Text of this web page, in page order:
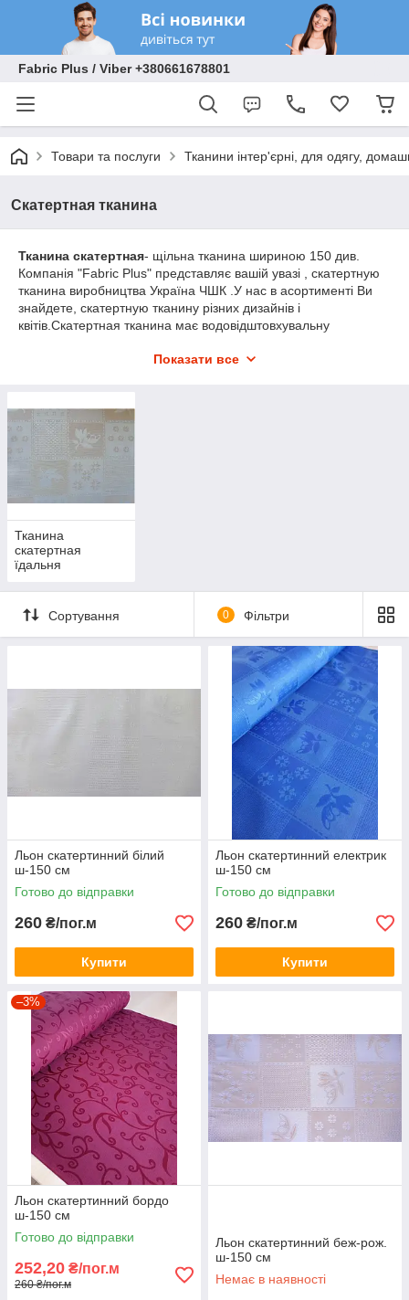
Fabric Plus / Viber +380661678801
Товари та послуги Тканини інтер'єрні, для одягу,
Скатертная тканина
Тканина скатертная- щільна тканина шириною 150 див.
Компанія "Fabric Plus" представляє вашій увазі , скатертную
тканина виробництва Україна ЧШК .У нас в асортименті Ви
знайдете, скатертную тканину різних дизайнів і
квітів.Скатертная тканина має водовідштовхувальну
скатертини, прикрасять люте подію вдома, в кафе, ресторані
Показати все
Тканина
скатертная
їдальня
Сортування 0 Фільтри
Льон скатертинний білий
ш-150 см
Готово до відправки
260 ₴/пог.м
Купити
Льон скатертинний електрик
ш-150 см
Готово до відправки
260 ₴/пог.м
Купити
–3%
Льон скатертинний бордо
ш-150 см
Готово до відправки
252,20 ₴/пог.м
260 ₴/пог.м
Льон скатертинний беж-рож.
ш-150 см
Немає в наявності